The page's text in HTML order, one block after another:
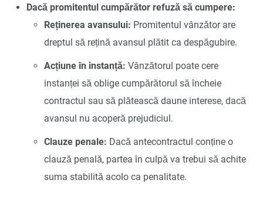
Dacă promitentul cumpărător refuză să cumpere:
Reținerea avansului: Promitentul vânzător are
dreptul să rețină avansul plătit ca despăgubire.
Acțiune în instanță: Vânzătorul poate cere
instanței să oblige cumpărătorul să încheie
contractul sau să plătească daune interese, dacă
avansul nu acoperă prejudiciul.
Clauze penale: Dacă antecontractul conține o
clauză penală, partea în culpă va trebui să achite
suma stabilită acolo ca penalitate.